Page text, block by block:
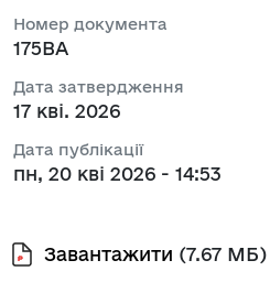
Номер документа
175ВА
Дата затвердження
17 кві. 2026
Дата публікації
пн, 20 кві 2026 - 14:53
Завантажити (7.67 МБ)